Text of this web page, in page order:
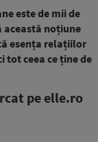
este de mii de
această noțiune
esența relațiilor
tot ceea ce ține de
pe elle.ro